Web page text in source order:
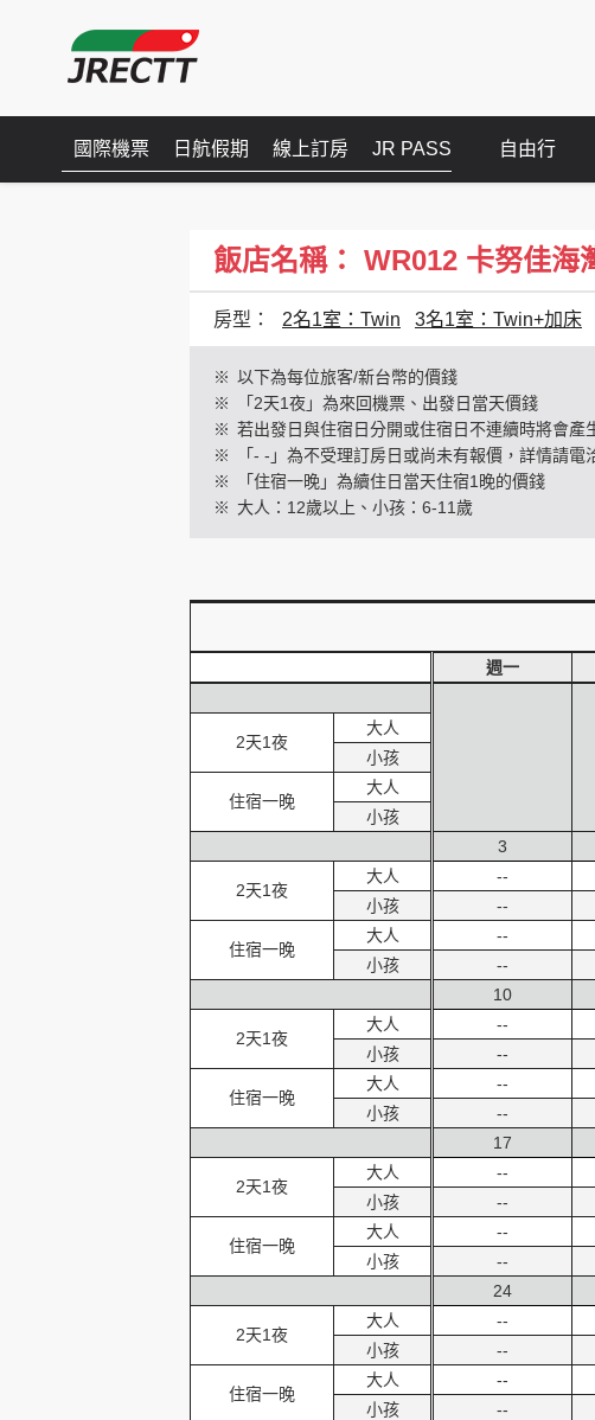
國際機票 日航假期 線上訂房 JR PASS 自由行
飯店名稱： WR012 卡努佳
房型： 2名1室：Twin 3名1室：Twin+加床
※ 以下為每位旅客/新台幣的價錢
※
「2天1夜」為來回機票、出發日當天價錢
※ 若出發日與住宿日分開或住宿日不連續時將會產
※
「- -」為不受理訂房日或尚未有報價，詳情請電
※
「住宿一晚」為續住日當天住宿1晚的價錢
※ 大人：12歲以上、小孩：6-11歲
2天1夜
大人
小孩
住宿一晚
大人
小孩
2天1夜
大人
小孩
住宿一晚
大人
小孩
2天1夜
大人
小孩
住宿一晚
大人
小孩
2天1夜
大人
小孩
住宿一晚
大人
小孩
2天1夜
大人
小孩
住宿一晚
大人
小孩
週一
3
--
--
--
--
10
--
--
--
--
17
--
--
--
--
24
--
--
--
--